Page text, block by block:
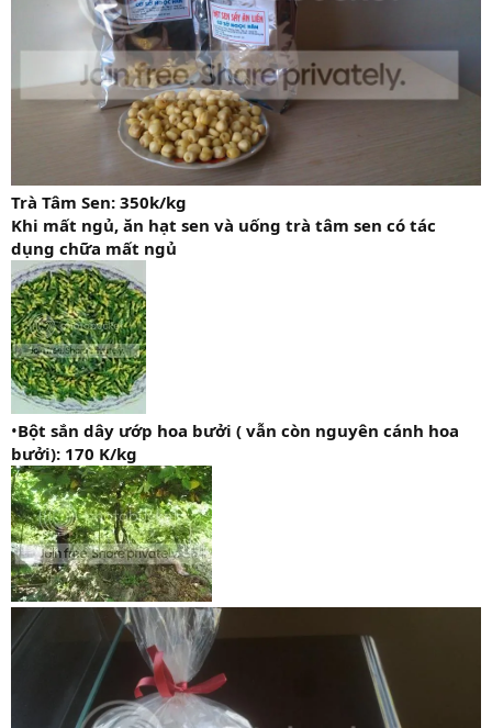
Trà Tâm Sen: 350k/kg
Khi mất ngủ, ăn hạt sen và uống trà tâm sen có tác
dụng chữa mất ngủ
•Bột sắn dây ướp hoa bưởi ( vẫn còn nguyên cánh hoa
bưởi): 170 K/kg